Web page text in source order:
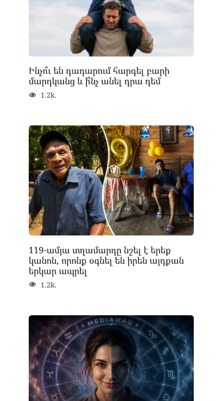
Ինչո՞ւ են դադարում հարգել բարի
մարդկանց և ի՞նչ անել դրա դեմ
1.2k.
119-ամյա տղամարդը նշել է երեք
կանոն, որոնք օգնել են իրեն այդքան
երկար ապրել
1.2k.